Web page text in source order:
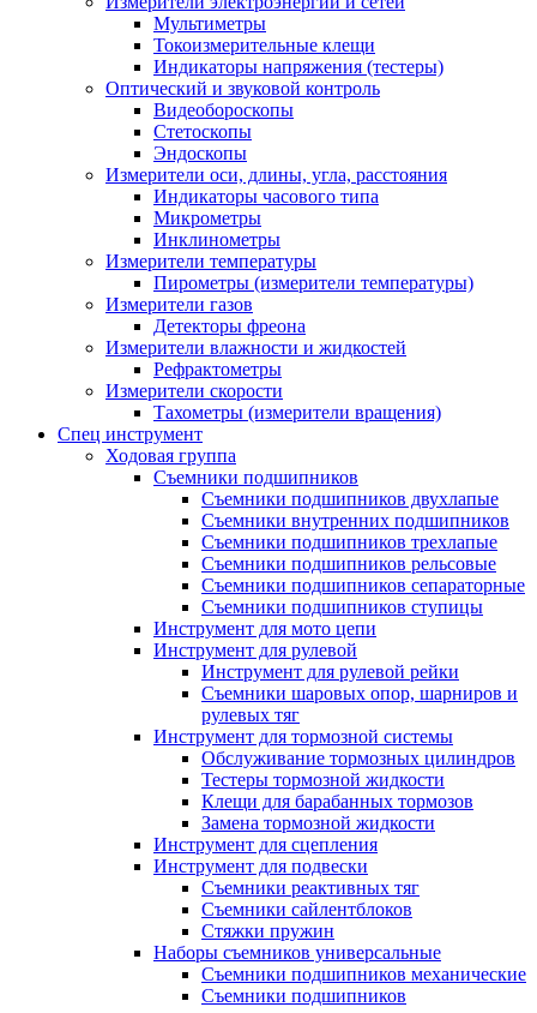
Мультиметры
Токоизмерительные клещи
Индикаторы напряжения (тестеры)
Оптический и звуковой контроль
Видеобороскопы
Стетоскопы
Эндоскопы
Измерители оси, длины, угла, расстояния
Индикаторы часового типа
Микрометры
Инклинометры
Измерители температуры
Пирометры (измерители температуры)
Измерители газов
Детекторы фреона
Измерители влажности и жидкостей
Рефрактометры
Измерители скорости
Тахометры (измерители вращения)
Спец инструмент
Ходовая группа
Съемники подшипников
Съемники подшипников двухлапые
Съемники внутренних подшипников
Съемники подшипников трехлапые
Съемники подшипников рельсовые
Съемники подшипников сепараторные
Съемники подшипников ступицы
Инструмент для мото цепи
Инструмент для рулевой
Инструмент для рулевой рейки
Съемники шаровых опор, шарниров и
рулевых тяг
Инструмент для тормозной системы
Обслуживание тормозных цилиндров
Тестеры тормозной жидкости
Клещи для барабанных тормозов
Замена тормозной жидкости
Инструмент для сцепления
Инструмент для подвески
Съемники реактивных тяг
Съемники сайлентблоков
Стяжки пружин
Наборы съемников универсальные
Съемники подшипников механические
Съемники подшипников